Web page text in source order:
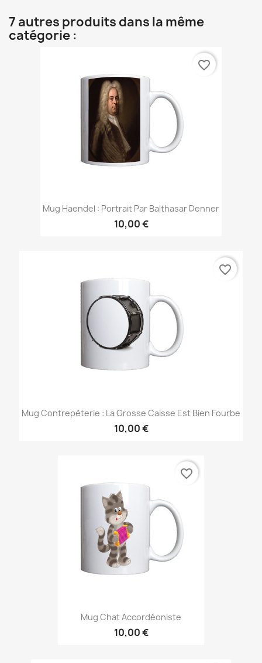
7 autres produits dans la même
catégorie :
Mug Haendel : Portrait Par Balthasar Denner
10,00 €
favorite_border
Mug Contrepèterie : La Grosse Caisse Est Bien Fourbe
10,00 €
favorite_border
Mug Chat Accordéoniste
10,00 €
favorite_border